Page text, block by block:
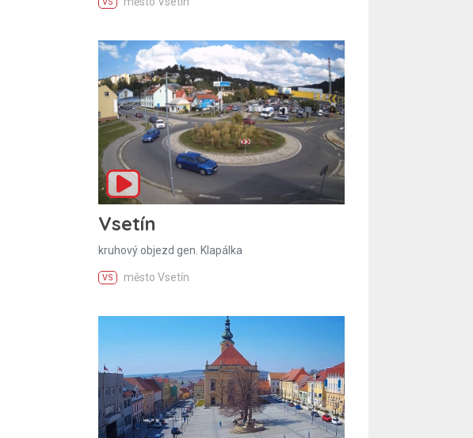
Vsetín
kruhový objezd gen. Klapálka
VS město Vsetín